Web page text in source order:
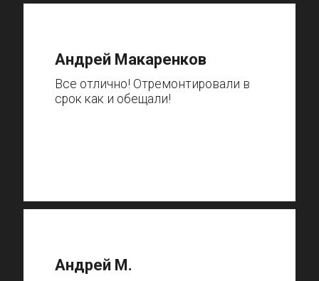
Андрей Макаренков
Все отлично! Отремонтировали в
срок как и обещали!
Андрей М.